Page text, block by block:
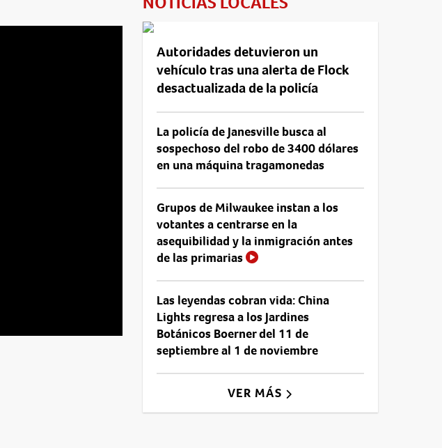
Autoridades detuvieron un
vehículo tras una alerta de Flock
desactualizada de la policía
La policía de Janesville busca al
sospechoso del robo de 3400 dólares
en una máquina tragamonedas
Grupos de Milwaukee instan a los
votantes a centrarse en la
asequibilidad y la inmigración antes
de las primarias
Las leyendas cobran vida: China
Lights regresa a los Jardines
Botánicos Boerner del 11 de
septiembre al 1 de noviembre
VER MÁS